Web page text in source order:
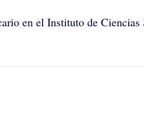
en el Instituto de Ciencias